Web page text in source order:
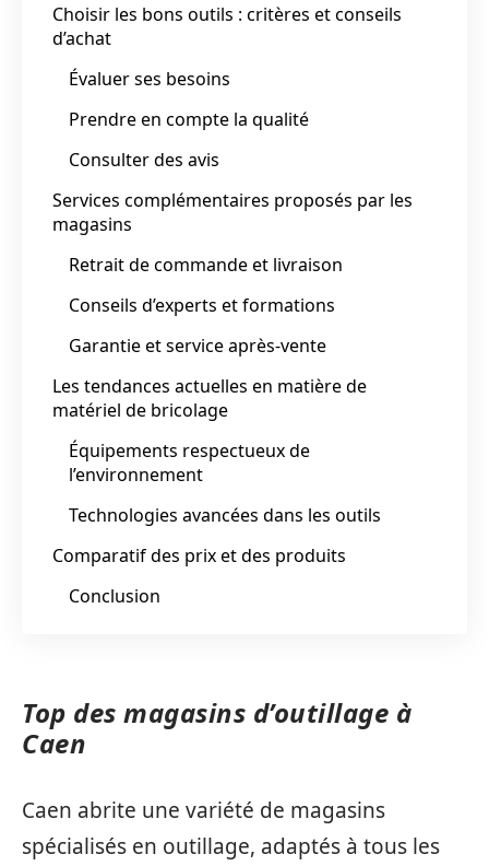
Choisir les bons outils : critères et conseils
d’achat
Évaluer ses besoins
Prendre en compte la qualité
Consulter des avis
Services complémentaires proposés par les
magasins
Retrait de commande et livraison
Conseils d’experts et formations
Garantie et service après-vente
Les tendances actuelles en matière de
matériel de bricolage
Équipements respectueux de
l’environnement
Technologies avancées dans les outils
Comparatif des prix et des produits
Conclusion
Top des magasins d’outillage à
Caen
Caen abrite une variété de magasins
spécialisés en outillage, adaptés à tous les